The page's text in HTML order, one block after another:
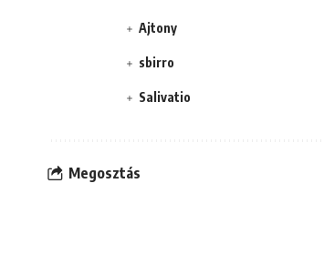
Ajtony
sbirro
Salivatio
Megosztás